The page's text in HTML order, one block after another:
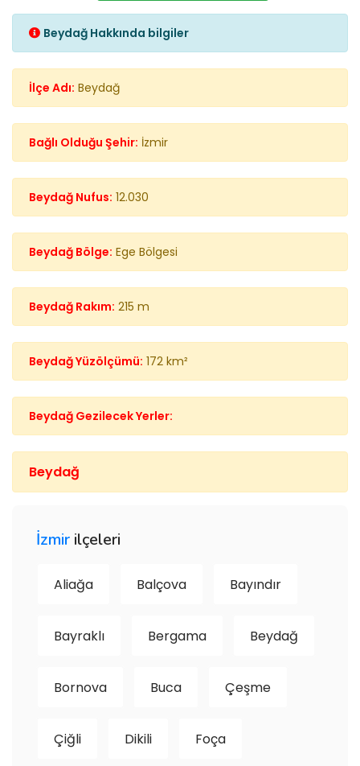
Beydağ Hakkında bilgiler
İlçe Adı: Beydağ
Bağlı Olduğu Şehir: İzmir
Beydağ Nufus: 12.030
Beydağ Bölge: Ege Bölgesi
Beydağ Rakım: 215 m
Beydağ Yüzölçümü: 172 km²
Beydağ Gezilecek Yerler:
Beydağ
İzmir ilçeleri
Aliağa Balçova Bayındır
Bayraklı Bergama Beydağ
Bornova Buca Çeşme
Çiğli Dikili Foça